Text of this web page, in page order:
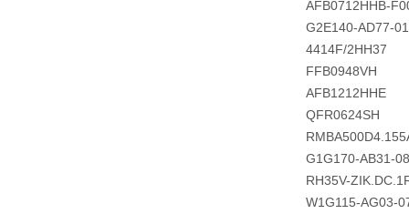
AFB0712HHB-
G2E140-AD77-01
4414F/2HH37
FFB0948VH
AFB1212HHE
QFR0624SH
G1G170-AB31-08
RH35V-
W1G115-AG03-